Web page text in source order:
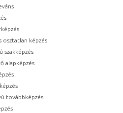
osztatlan képzés
szakképzés
alapképzés
továbbképzés